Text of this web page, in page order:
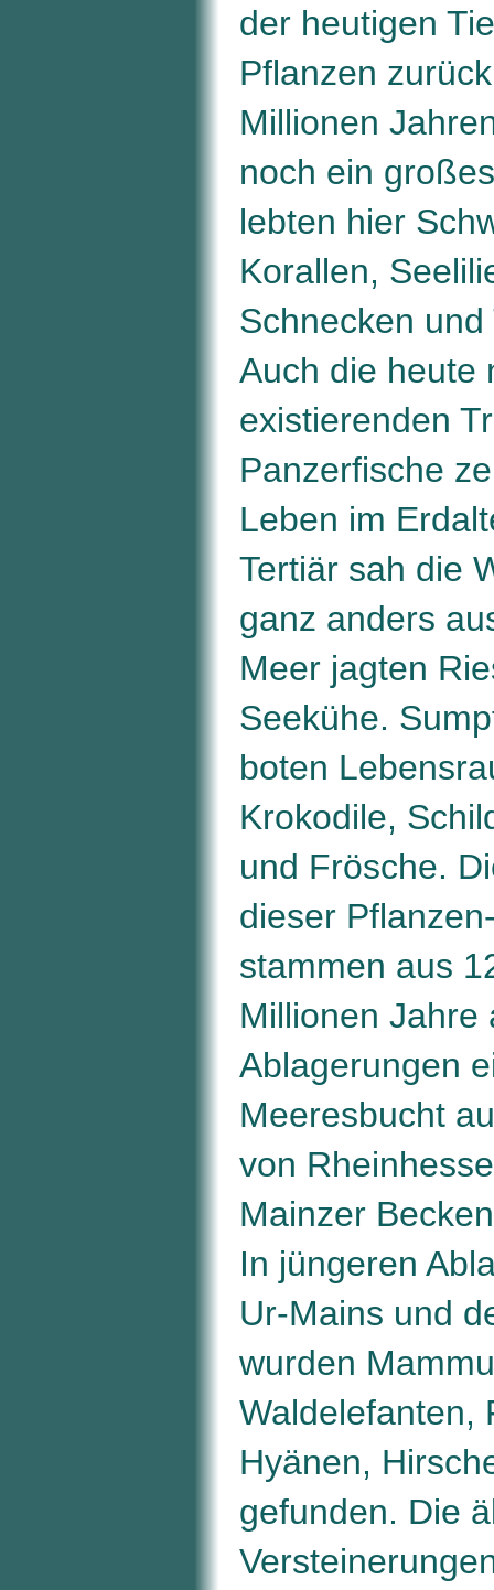
der heutigen
Pflanzen
Millionen
noch ein
lebten hier
Korallen,
Schnecken
Auch die heute
existierenden
Panzerfische
Leben im
Tertiär sah die
ganz anders
Meer jagten
Seekühe.
boten
Krokodile,
und Frösche.
dieser
stammen aus
Millionen Jahre
Ablagerungen
Meeresbucht
von
Mainzer
In jüngeren
Ur-Mains und
wurden
Waldelefanten,
Hyänen,
gefunden. Die